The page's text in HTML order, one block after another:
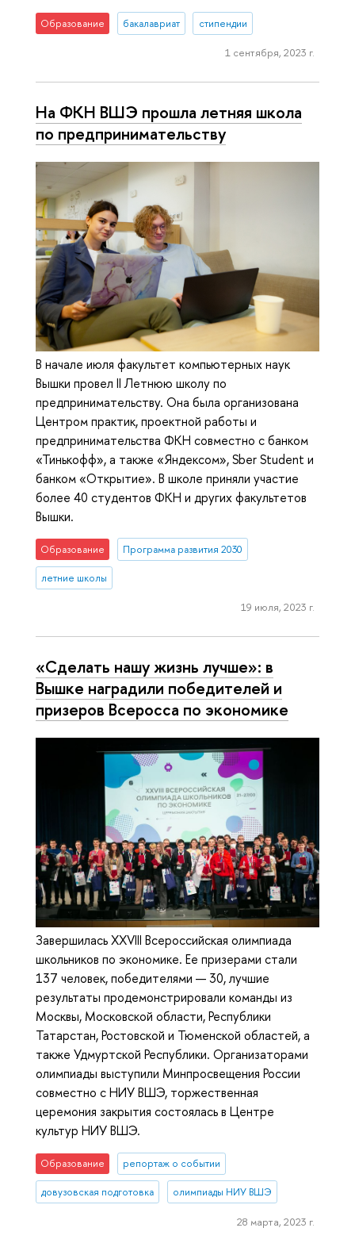
Образование бакалавриат стипендии
1 сентября, 2023 г.
На ФКН ВШЭ прошла летняя школа
по предпринимательству
В начале июля факультет компьютерных наук
Вышки провел II Летнюю школу по
предпринимательству. Она была организована
Центром практик, проектной работы и
предпринимательства ФКН совместно с банком
«Тинькофф», а также «Яндексом», Sber Student и
банком «Открытие». В школе приняли участие
более 40 студентов ФКН и других факультетов
Вышки.
Образование Программа развития 2030
летние школы
19 июля, 2023 г.
«Сделать нашу жизнь лучше»: в
Вышке наградили победителей и
призеров Всеросса по экономике
Завершилась XXVIII Всероссийская олимпиада
школьников по экономике. Ее призерами стали
137 человек, победителями — 30, лучшие
результаты продемонстрировали команды из
Москвы, Московской области, Республики
Татарстан, Ростовской и Тюменской областей, а
также Удмуртской Республики. Организаторами
олимпиады выступили Минпросвещения России
совместно с НИУ ВШЭ, торжественная
церемония закрытия состоялась в Центре
культур НИУ ВШЭ.
Образование репортаж о событии
довузовская подготовка олимпиады НИУ ВШЭ
28 марта, 2023 г.